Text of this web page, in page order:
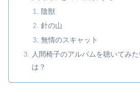
陰獣
針の山
無情のスキャット
人間椅子のアルバムを聴いてみ
は？